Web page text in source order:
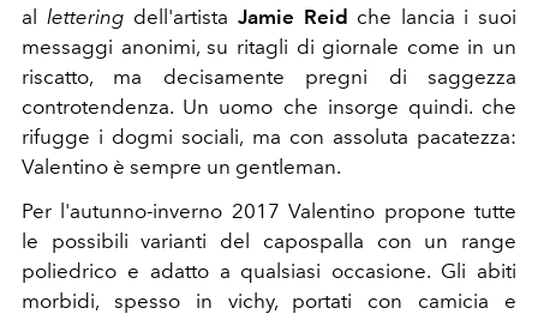
al lettering dell'artista Jamie Reid che lancia i suoi
messaggi anonimi, su ritagli di giornale come in un
riscatto, ma decisamente pregni di saggezza
controtendenza. Un uomo che insorge quindi. che
rifugge i dogmi sociali, ma con assoluta pacatezza:
Valentino è sempre un gentleman.
Per l'autunno-inverno 2017 Valentino propone tutte
le possibili varianti del capospalla con un range
poliedrico e adatto a qualsiasi occasione. Gli abiti
morbidi, spesso in vichy, portati con camicia e